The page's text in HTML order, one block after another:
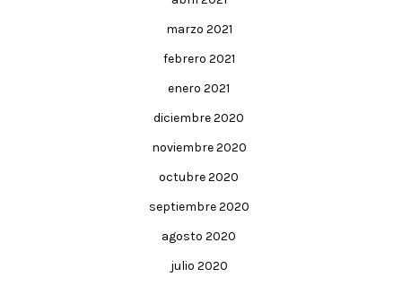
marzo 2021
febrero 2021
enero 2021
diciembre 2020
noviembre 2020
octubre 2020
septiembre 2020
agosto 2020
julio 2020